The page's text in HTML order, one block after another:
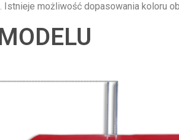
możliwość dopasowania koloru